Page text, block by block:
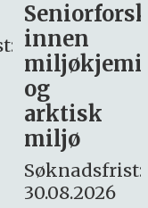
søker
– fast
Søknadsfrist:
16. august.